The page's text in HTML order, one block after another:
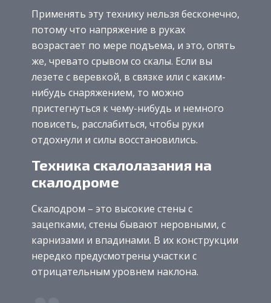
Применять эту технику нельзя бесконечно,
потому что напряжение в руках
возрастает по мере подъема, и это, опять
же, чревато срывом со скалы. Если вы
лезете с веревкой, в связке или с каким-
нибудь снаряжением, то можно
пристегнуться к чему-нибудь и немного
повисеть, расслабиться, чтобы руки
отдохнули и силы восстановились.
Техника скалолазания на
скалодроме
Скалодром – это высокие стены с
зацепками, стены бывают неровными, с
карнизами и впадинами. В их конструкции
нередко предусмотрены участки с
отрицательным уровнем наклона.